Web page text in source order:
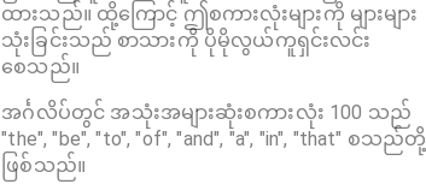
ထားသည်။ ထို့ကြောင့် ဤစကားလုံးများကို များများ
သုံးခြင်းသည် စာသားကို ပိုမိုလွယ်ကူရှင်းလင်း
စေသည်။
အင်္ဂလိပ်တွင် အသုံးအများဆုံးစကားလုံး 100 သည်
"the", "be", "to", "of", "and", "a", "in", "that" စသည်တို့
ဖြစ်သည်။